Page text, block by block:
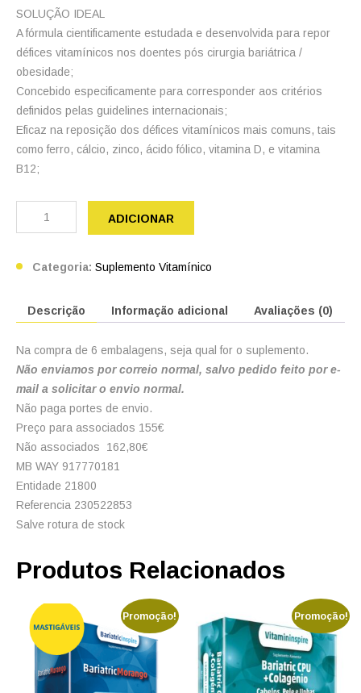
SOLUÇÃO IDEAL
A fórmula cientificamente estudada e desenvolvida para repor
défices vitamínicos nos doentes pós cirurgia bariátrica /
obesidade;
Concebido especificamente para corresponder aos critérios
definidos pelas guidelines internacionais;
Eficaz na reposição dos défices vitamínicos mais comuns, tais
como ferro, cálcio, zinco, ácido fólico, vitamina D, e vitamina
B12;
Quantidade
ADICIONAR
Categoria: Suplemento Vitamínico
Descrição Informação adicional Avaliações (0)
Na compra de 6 embalagens, seja qual for o suplemento.
Não enviamos por correio normal, salvo pedido feito por e-
mail a solicitar o envio normal.
Não paga portes de envio.
Preço para associados 155€
Não associados 162,80€
MB WAY 917770181
Entidade 21800
Referencia 230522853
Salve rotura de stock
Produtos Relacionados
Promoção! Promoção!
cicap@cicap.pt